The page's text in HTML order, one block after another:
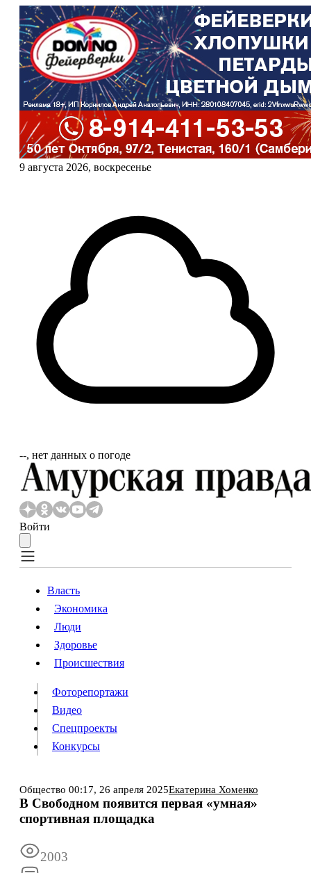
9 августа 2026, воскресенье
‐‐, нет данных о погоде
Войти
Власть
Происшествия
Видео
Конкурсы
Информация Реклама
Власть
Экономика
Люди
Здоровье
Происшествия
Фоторепортажи
Видео
Спецпроекты
Конкурсы
Общество 00:17, 26 апреля 2025Екатерина Хоменко
В Свободном появится первая «умная»
спортивная площадка
2003